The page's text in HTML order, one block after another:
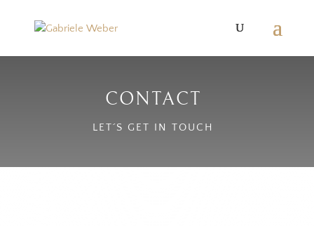
CONTACT
LET´S GET IN TOUCH